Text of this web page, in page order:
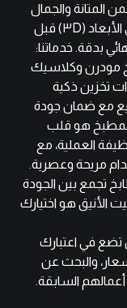
المتانة والجمال
طويل الأمد. نحرص على تقديم تصميم ثلاثي الأبعاد (٣D) قبل
بدقة. خدماتنا:
مودرن وكلاسيك
تخزين ذكية
مع ضمان جودة
المطبخ هو قلب
العملية، مع
مريحة وعصرية.
تجمع بين الجودة
الأنيق هو اختيارك
تضع في اعتبارك
والبحث عن
السابقة.